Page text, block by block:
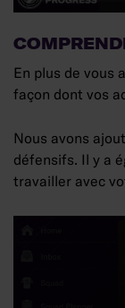
En plus de vous
façon dont vos
Nous avons
défensifs. Il y a
travailler avec